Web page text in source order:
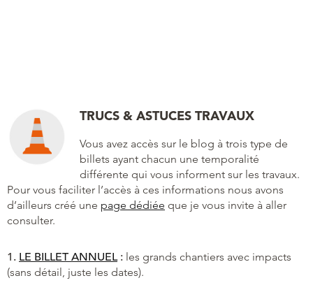
TRUCS & ASTUCES TRAVAUX
Vous avez accès sur le blog à trois type de
billets ayant chacun une temporalité
différente qui vous informent sur les travaux.
Pour vous faciliter l’accès à ces informations nous avons
d’ailleurs créé une page dédiée que je vous invite à aller
consulter.
1. LE BILLET ANNUEL: les grands chantiers avec impacts
(sans détail, juste les dates).